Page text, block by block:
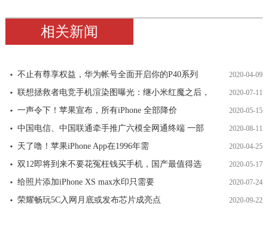
相关新闻
不止有尊享权益，华为帐号全面开启你的P40系列 2020-04-09
联想拯救者电竞手机渲染图曝光：继小米红魔之后， 2020-07-11
一声令下！苹果宣布，所有iPhone 全部降价 2020-05-15
中国电信、中国联通牵手推广六模全网通终端 一部 2020-08-11
天了噜！苹果iPhone App在1996年需 2020-04-25
双12即将到来不要花冤枉钱买手机，国产最值得选 2020-05-17
给照片添加iPhone XS max水印只需要 2020-07-24
荣耀畅玩5C入网月底或发布芯片成亮点 2020-09-22